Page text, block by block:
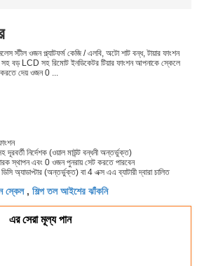
স্টীল ওজন প্ল্যাটফর্ম কেজি / এলবি, অটো শাট বন্ধ, টায়ার ফাংশন
সহ বড় LCD সহ রিমোট ইনডিকেটর টিয়ার ফাংশন আপনাকে স্কেলে
করতে দেয় ওজন 0 ...
নির্দেশক (ওয়াল মাউন্ট বন্ধনী অন্তর্ভুক্ত)
স্থাপন এবং 0 ওজন পুনরায় সেট করতে পারবেন
অ্যাডাপ্টার (অন্তর্ভুক্ত) বা 4 এক্স এএ ব্যাটারী দ্বারা চালিত
স্কেল, শিল্প তল আইশের ঝাঁকনি
এর সেরা মূল্য পান